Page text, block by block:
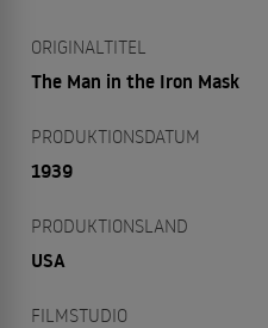
ORIGINALTITEL
The Man in the Iron Mask
PRODUKTIONSDATUM
1939
PRODUKTIONSLAND
USA
FILMSTUDIO